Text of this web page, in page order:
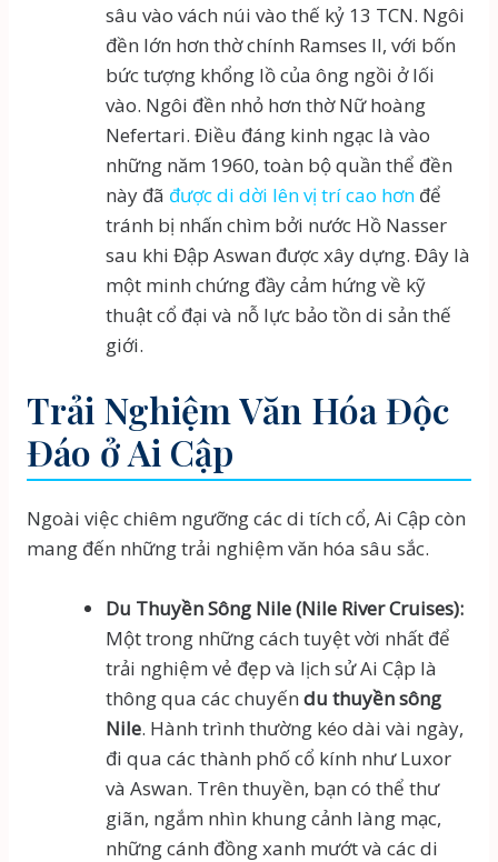
sâu vào vách núi vào thế kỷ 13 TCN. Ngôi
đền lớn hơn thờ chính Ramses II, với bốn
bức tượng khổng lồ của ông ngồi ở lối
vào. Ngôi đền nhỏ hơn thờ Nữ hoàng
Nefertari. Điều đáng kinh ngạc là vào
những năm 1960, toàn bộ quần thể đền
này đã được di dời lên vị trí cao hơnđể
tránh bị nhấn chìm bởi nước Hồ Nasser
sau khi Đập Aswan được xây dựng. Đây là
một minh chứng đầy cảm hứng về kỹ
thuật cổ đại và nỗ lực bảo tồn di sản thế
giới.
Trải Nghiệm Văn Hóa Độc
Đáo ở Ai Cập
Ngoài việc chiêm ngưỡng các di tích cổ, Ai Cập còn
mang đến những trải nghiệm văn hóa sâu sắc.
Du Thuyền Sông Nile (Nile River Cruises):
Một trong những cách tuyệt vời nhất để
trải nghiệm vẻ đẹp và lịch sử Ai Cập là
thông qua các chuyến du thuyền sông
Nile. Hành trình thường kéo dài vài ngày,
đi qua các thành phố cổ kính như Luxor
và Aswan. Trên thuyền, bạn có thể thư
giãn, ngắm nhìn khung cảnh làng mạc,
những cánh đồng xanh mướt và các di